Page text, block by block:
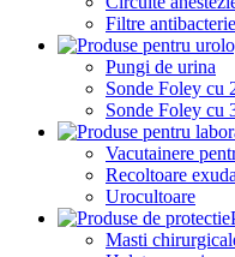
Filtre
Pungi de urina
Sonde Foley cu
Sonde Foley cu
Vacutainere
Recoltoare
Urocultoare
Masti